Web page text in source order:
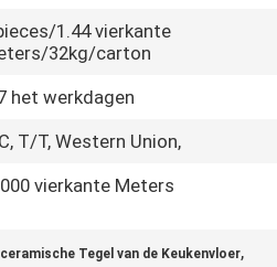
1.44 vierkante
32kg/carton
het werkdagen
T/T, Western Union,
vierkante Meters
ceramische Tegel van de Keukenvloer,